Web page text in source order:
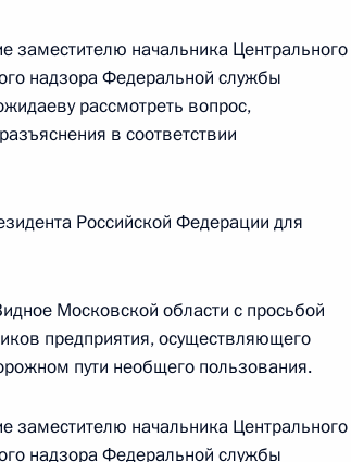
личного приёма в режиме видео-
проведённого по поручению
Андреем Яриным в Приёмной
граждан в Москве 28 ноября
заместителю начальника Центрального
надзора Федеральной службы
рассмотреть вопрос,
в соответствии
Российской Федерации для
Московской области с просьбой
предприятия, осуществляющего
пути необщего пользования.
заместителю начальника Центрального
надзора Федеральной службы